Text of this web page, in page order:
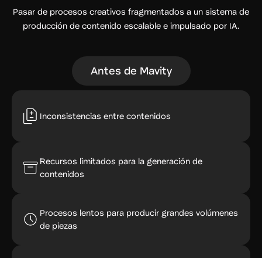
Pasar de procesos creativos fragmentados a un sistema de
producción de contenido escalable e impulsado por IA.
Antes de Mavity
Inconsistencias entre contenidos
Recursos limitados para la generación de
contenidos
Procesos lentos para producir grandes volúmenes
de piezas